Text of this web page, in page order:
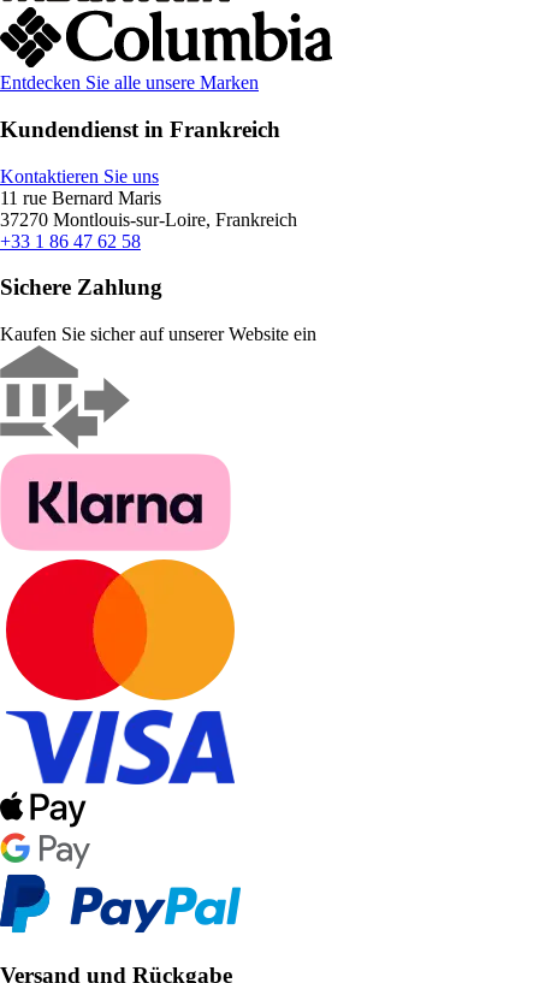
Entdecken Sie alle unsere Marken
Kundendienst in Frankreich
Kontaktieren Sie uns
11 rue Bernard Maris
37270 Montlouis-sur-Loire, Frankreich
+33 1 86 47 62 58
Sichere Zahlung
Kaufen Sie sicher auf unserer Website ein
Versand und Rückgabe